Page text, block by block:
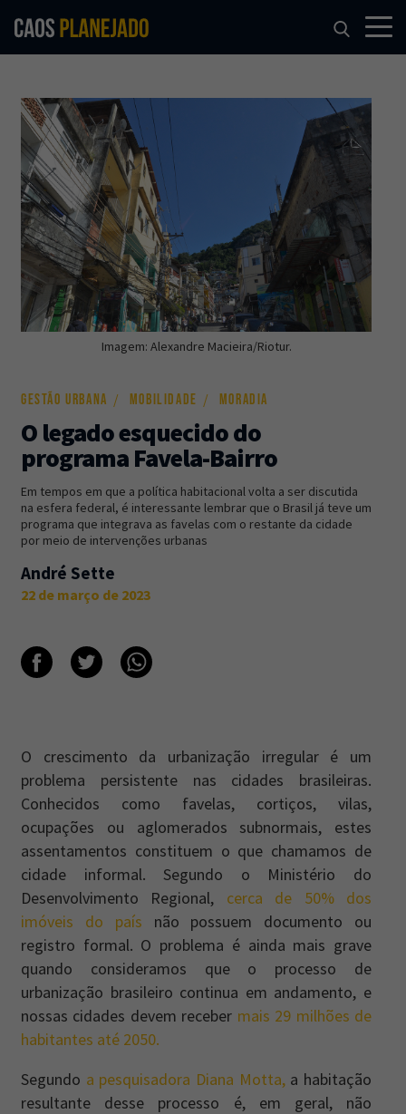
NewsletterCaos Planejado
Inscreva-se na newsletter do Caos Planejado e
receba todas as nossas novidades.
Imagem: Alexandre Macieira/Riotur.
GESTÃO URBANA MOBILIDADE MORADIA
O legado esquecido do
programa Favela-Bairro
Em tempos em que a política habitacional volta a ser discutida
na esfera federal, é interessante lembrar que o Brasil já teve um
programa que integrava as favelas com o restante da cidade
por meio de intervenções urbanas
André Sette
22 de março de 2023
O crescimento da urbanização irregular é um
problema persistente nas cidades brasileiras.
Conhecidos como favelas, cortiços, vilas,
ocupações ou aglomerados subnormais, estes
assentamentos constituem o que chamamos de
cidade informal. Segundo o Ministério do
Desenvolvimento Regional, cerca de 50% dos
imóveis do país não possuem documento ou
registro formal. O problema é ainda mais grave
quando consideramos que o processo de
urbanização brasileiro continua em andamento, e
nossas cidades devem receber mais 29 milhões de
habitantes até 2050.
Segundo a pesquisadora Diana Motta,a habitação
resultante desse processo é, em geral, não